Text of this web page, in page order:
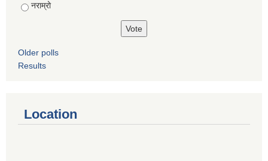
नराम्रो
Older polls
Results
Location